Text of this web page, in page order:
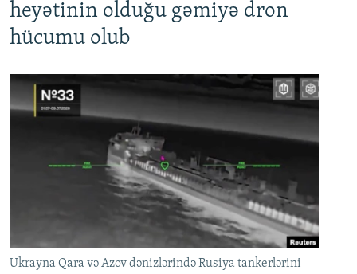
heyətinin olduğu gəmiyə dron
hücumu olub
Ukrayna Qara və Azov dənizlərində Rusiya tankerlərini